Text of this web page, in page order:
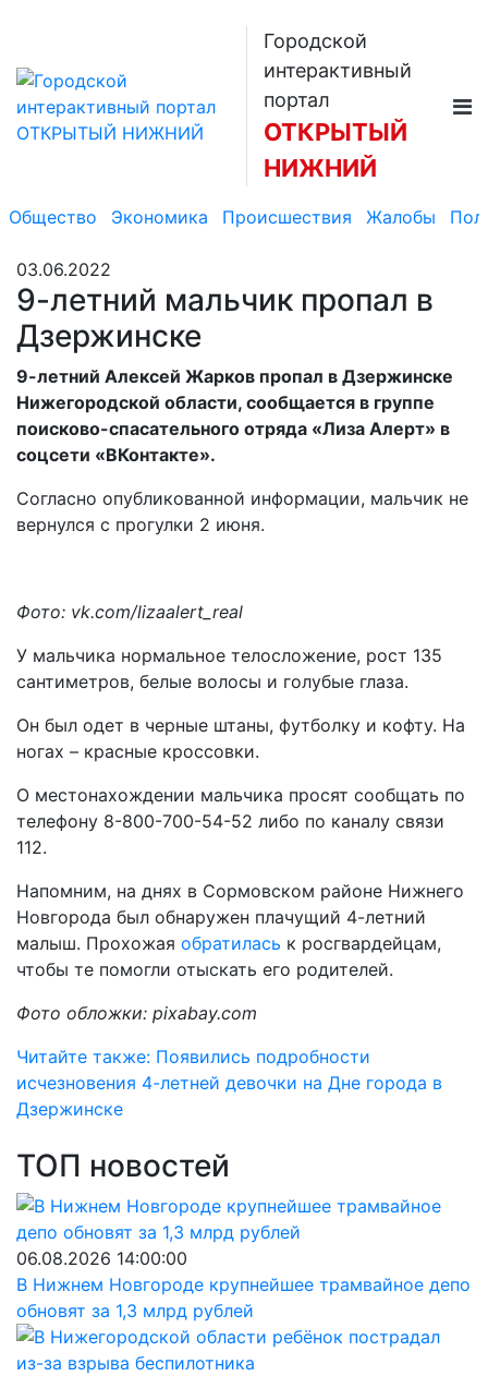
Городской
интерактивный
портал
ОТКРЫТЫЙ
НИЖНИЙ
Общество Экономика Происшествия Жалобы
03.06.2022
9-летний мальчик пропал в
Дзержинске
9-летний Алексей Жарков пропал в Дзержинске
Нижегородской области, сообщается в группе
поисково-спасательного отряда «Лиза Алерт» в
соцсети «ВКонтакте».
Согласно опубликованной информации, мальчик не
вернулся с прогулки 2 июня.
Фото: vk.com/lizaalert_real
У мальчика нормальное телосложение, рост 135
сантиметров, белые волосы и голубые глаза.
Он был одет в черные штаны, футболку и кофту. На
ногах – красные кроссовки.
О местонахождении мальчика просят сообщать по
телефону 8-800-700-54-52 либо по каналу связи
112.
Напомним, на днях в Сормовском районе Нижнего
Новгорода был обнаружен плачущий 4-летний
малыш. Прохожая обратилась к росгвардейцам,
чтобы те помогли отыскать его родителей.
Фото обложки: pixabay.com
Читайте также: Появились подробности
исчезновения 4-летней девочки на Дне города в
Дзержинске
ТОП новостей
06.08.2026 14:00:00
В Нижнем Новгороде крупнейшее трамвайное депо
обновят за 1,3 млрд рублей